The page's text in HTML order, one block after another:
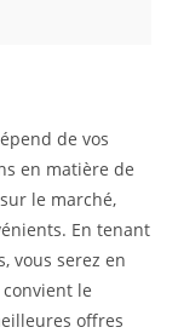
de vos
en matière de
le marché,
En tenant
vous serez en
le
offres